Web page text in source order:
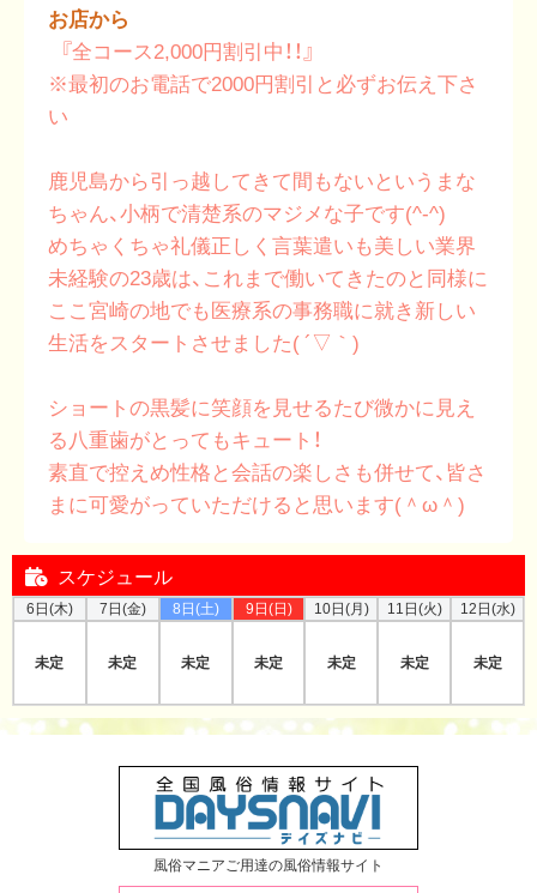
お店から
『全コース2,000円割引中！！』
※最初のお電話で2000円割引と必ずお伝え下さ
い
鹿児島から引っ越してきて間もないというまな
ちゃん、小柄で清楚系のマジメな子です(^-^)
めちゃくちゃ礼儀正しく言葉遣いも美しい業界
未経験の23歳は、これまで働いてきたのと同様に
ここ宮崎の地でも医療系の事務職に就き新しい
生活をスタートさせました( ´▽｀)
ショートの黒髪に笑顔を見せるたび微かに見え
る八重歯がとってもキュート！
素直で控えめ性格と会話の楽しさも併せて、皆さ
まに可愛がっていただけると思います(＾ω＾)
スケジュール
6日(木)
未定
7日(金)
未定
8日(土)
未定
9日(日)
未定
10日(月)
未定
11日(火)
未定
12日(水)
未定
風俗マニアご用達の風俗情報サイト